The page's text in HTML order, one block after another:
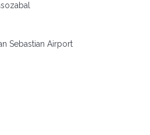
Sebastian Airport